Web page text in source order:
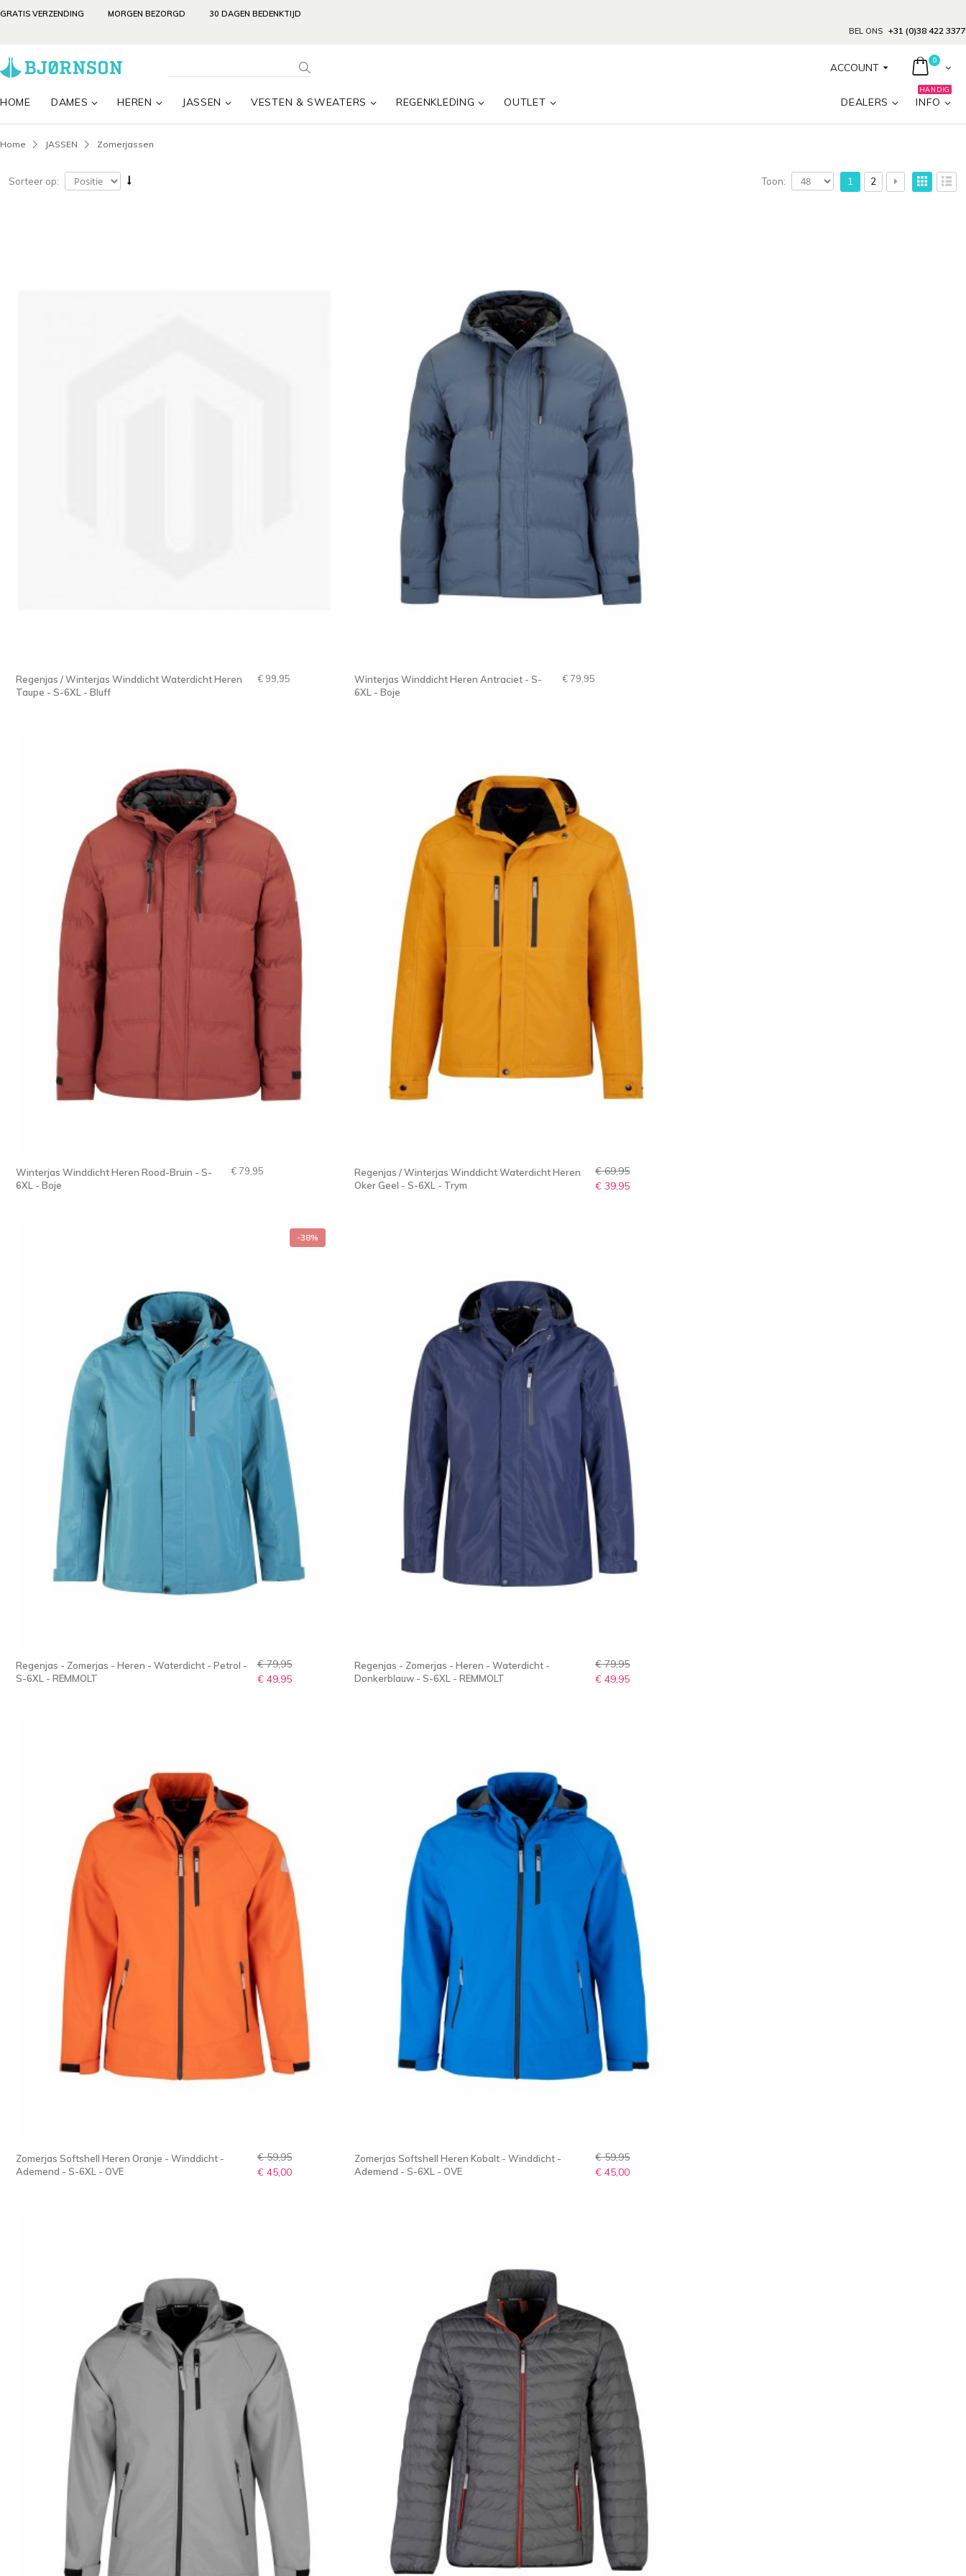
GRATIS VERZENDING MORGEN BEZORGD
30 DAGEN BEDENKTIJD
BEL ONS +31 (0)38 422 3377
ACCOUNT
0
HOME DAMES HEREN JASSEN VESTEN & SWEATERS REGENKLEDING OUTLET INFO
HANDIG
DEALERS
Home JASSEN Zomerjassen
Sorteer op: 1 2
Toon:
Regenjas / Winterjas Winddicht Waterdicht Heren
Taupe - S-6XL - Bluff
€ 99,95
Winterjas Winddicht Heren Antraciet - S-
6XL - Boje
€ 79,95
Winterjas Winddicht Heren Rood-Bruin - S-
6XL - Boje
€ 79,95
Regenjas / Winterjas Winddicht Waterdicht Heren
Oker Geel - S-6XL - Trym
€ 69,95
€ 39,95
-38%
Regenjas - Zomerjas - Heren - Waterdicht - Petrol -
S-6XL - REMMOLT
€ 79,95
€ 49,95
Regenjas - Zomerjas - Heren - Waterdicht -
Donkerblauw - S-6XL - REMMOLT
€ 79,95
€ 49,95
Zomerjas Softshell Heren Oranje - Winddicht -
Ademend - S-6XL - OVE
€ 59,95
€ 45,00
Zomerjas Softshell Heren Kobalt - Winddicht -
Ademend - S-6XL - OVE
€ 59,95
€ 45,00